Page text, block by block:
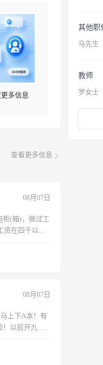
多信息
查看更多信息
08月07日
柜(箱)，做过工
资在四千以
08月07日
上下A本！有
！以前开九米
其他职
马先生
教师
罗女士